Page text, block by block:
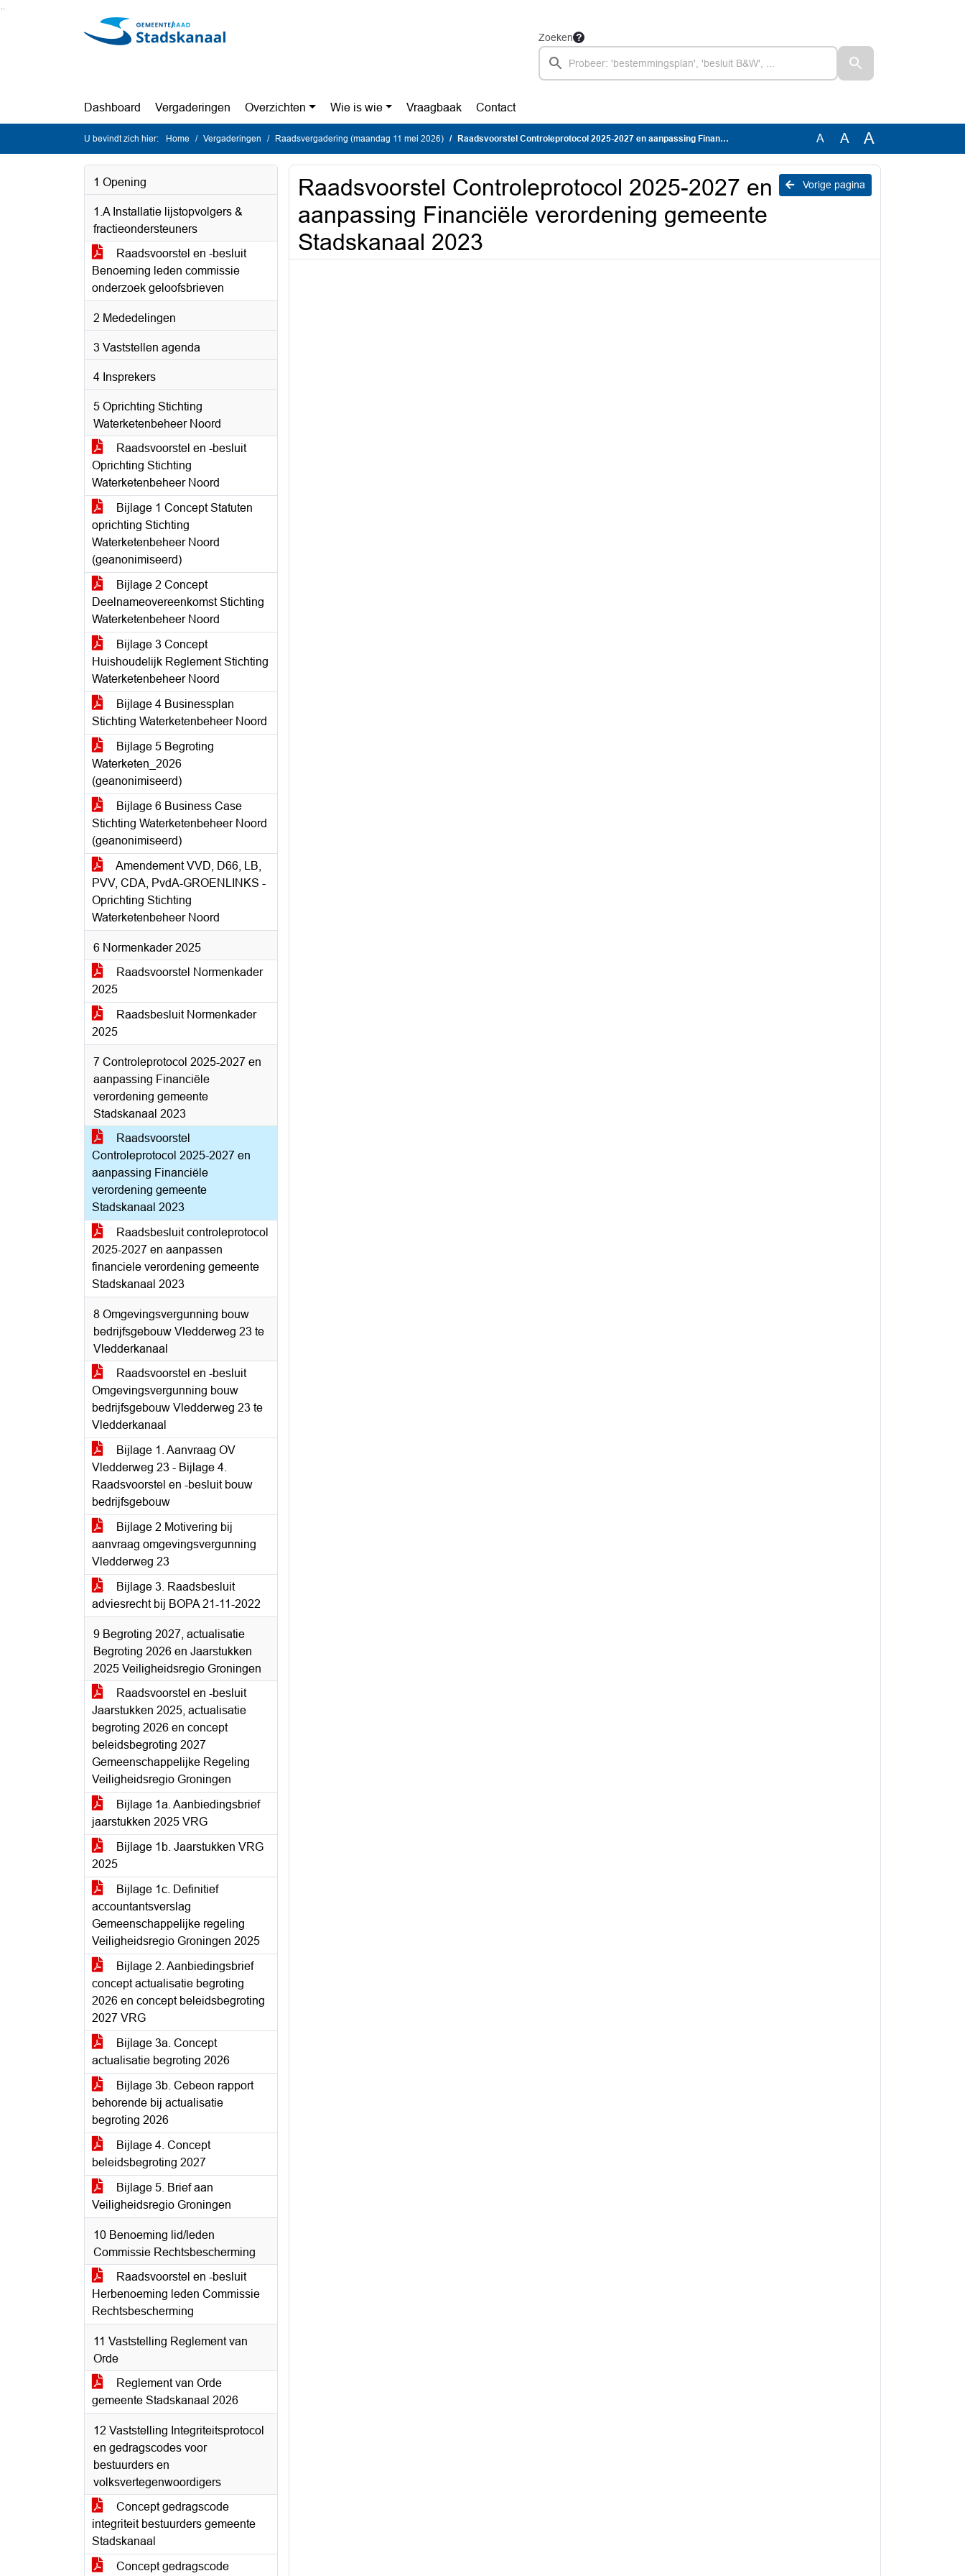
Ga naar de inhoud van deze pagina
Zoeken
Dashboard Vergaderingen Overzichten Wie is wie Vraagbaak Contact
U bevindt zich hier: Home Vergaderingen Raadsvergadering (maandag 11 mei 2026) Raadsvoorstel Controleprotocol 2025-2027 en aanpassing Financiële verordening gemeente Stadskanaal 2023 A A A
1 Opening
1.A Installatie lijstopvolgers &
fractieondersteuners
Raadsvoorstel en -besluit
Benoeming leden commissie
onderzoek geloofsbrieven
2 Mededelingen
3 Vaststellen agenda
4 Insprekers
5 Oprichting Stichting
Waterketenbeheer Noord
Raadsvoorstel en -besluit
Oprichting Stichting
Waterketenbeheer Noord
Bijlage 1 Concept Statuten
oprichting Stichting
Waterketenbeheer Noord
(geanonimiseerd)
Bijlage 2 Concept
Deelnameovereenkomst Stichting
Waterketenbeheer Noord
Bijlage 3 Concept
Huishoudelijk Reglement Stichting
Waterketenbeheer Noord
Bijlage 4 Businessplan
Stichting Waterketenbeheer Noord
Bijlage 5 Begroting
Waterketen_2026
(geanonimiseerd)
Bijlage 6 Business Case
Stichting Waterketenbeheer Noord
(geanonimiseerd)
Amendement VVD, D66, LB,
PVV, CDA, PvdA-GROENLINKS -
Oprichting Stichting
Waterketenbeheer Noord
6 Normenkader 2025
Raadsvoorstel Normenkader
2025
Raadsbesluit Normenkader
2025
7 Controleprotocol 2025-2027 en
aanpassing Financiële
verordening gemeente
Stadskanaal 2023
Raadsvoorstel
Controleprotocol 2025-2027 en
aanpassing Financiële
verordening gemeente
Stadskanaal 2023
Raadsbesluit controleprotocol
2025-2027 en aanpassen
financiele verordening gemeente
Stadskanaal 2023
8 Omgevingsvergunning bouw
bedrijfsgebouw Vledderweg 23 te
Vledderkanaal
Raadsvoorstel en -besluit
Omgevingsvergunning bouw
bedrijfsgebouw Vledderweg 23 te
Vledderkanaal
Bijlage 1. Aanvraag OV
Vledderweg 23 - Bijlage 4.
Raadsvoorstel en -besluit bouw
bedrijfsgebouw
Bijlage 2 Motivering bij
aanvraag omgevingsvergunning
Vledderweg 23
Bijlage 3. Raadsbesluit
adviesrecht bij BOPA 21-11-2022
9 Begroting 2027, actualisatie
Begroting 2026 en Jaarstukken
2025 Veiligheidsregio Groningen
Raadsvoorstel en -besluit
Jaarstukken 2025, actualisatie
begroting 2026 en concept
beleidsbegroting 2027
Gemeenschappelijke Regeling
Veiligheidsregio Groningen
Bijlage 1a. Aanbiedingsbrief
jaarstukken 2025 VRG
Bijlage 1b. Jaarstukken VRG
2025
Bijlage 1c. Definitief
accountantsverslag
Gemeenschappelijke regeling
Veiligheidsregio Groningen 2025
Bijlage 2. Aanbiedingsbrief
concept actualisatie begroting
2026 en concept beleidsbegroting
2027 VRG
Bijlage 3a. Concept
actualisatie begroting 2026
Bijlage 3b. Cebeon rapport
behorende bij actualisatie
begroting 2026
Bijlage 4. Concept
beleidsbegroting 2027
Bijlage 5. Brief aan
Veiligheidsregio Groningen
10 Benoeming lid/leden
Commissie Rechtsbescherming
Raadsvoorstel en -besluit
Herbenoeming leden Commissie
Rechtsbescherming
11 Vaststelling Reglement van
Orde
Reglement van Orde
gemeente Stadskanaal 2026
12 Vaststelling Integriteitsprotocol
en gedragscodes voor
bestuurders en
volksvertegenwoordigers
Concept gedragscode
integriteit bestuurders gemeente
Stadskanaal
Concept gedragscode
Vorige pagina
Raadsvoorstel Controleprotocol 2025-2027 en
aanpassing Financiële verordening gemeente
Stadskanaal 2023